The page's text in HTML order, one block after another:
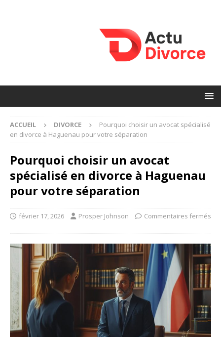
ACCUEIL DIVORCE
Pourquoi choisir un avocat spécialisé
en divorce à Haguenau pour votre séparation
Pourquoi choisir un avocat
spécialisé en divorce à Haguenau
pour votre séparation
février 17, 2026 Prosper Johnson Commentaires fermés